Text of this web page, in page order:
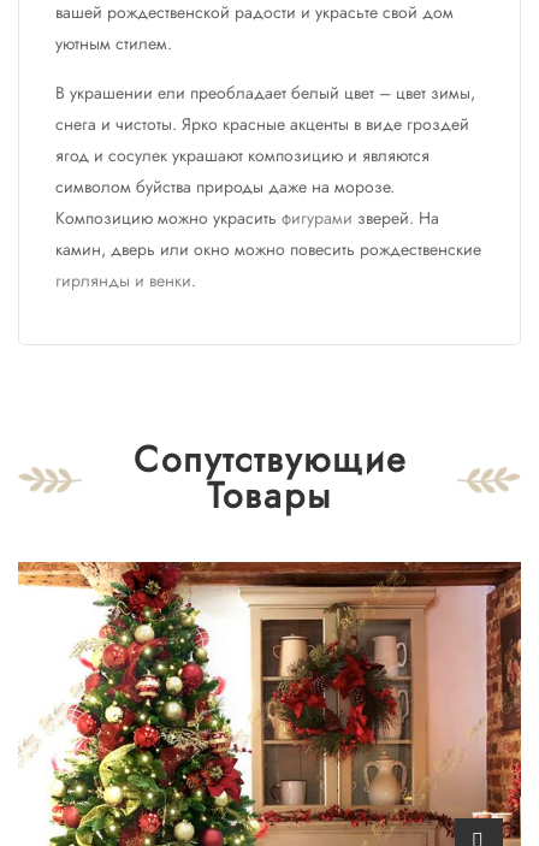
вашей рождественской радости и украсьте свой дом
уютным стилем.
В украшении ели преобладает белый цвет – цвет зимы,
снега и чистоты. Ярко красные акценты в виде гроздей
ягод и сосулек украшают композицию и являются
символом буйства природы даже на морозе.
Композицию можно украсить фигурами зверей. На
камин, дверь или окно можно повесить рождественские
гирлянды и венки.
Сопутствующие
Товары